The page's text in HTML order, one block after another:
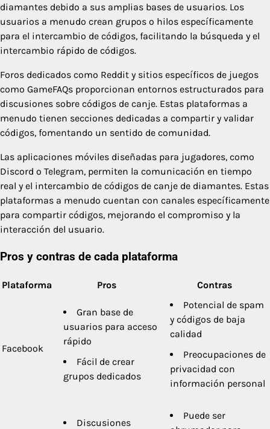
diamantes debido a sus amplias bases de usuarios. Los
usuarios a menudo crean grupos o hilos específicamente
para el intercambio de códigos, facilitando la búsqueda y el
intercambio rápido de códigos.
Foros dedicados como Reddit y sitios específicos de juegos
como GameFAQs proporcionan entornos estructurados para
discusiones sobre códigos de canje. Estas plataformas a
menudo tienen secciones dedicadas a compartir y validar
códigos, fomentando un sentido de comunidad.
Las aplicaciones móviles diseñadas para jugadores, como
Discord o Telegram, permiten la comunicación en tiempo
real y el intercambio de códigos de canje de diamantes. Estas
plataformas a menudo cuentan con canales específicamente
para compartir códigos, mejorando el compromiso y la
interacción del usuario.
Pros y contras de cada plataforma
Plataforma Pros Contras
Facebook
Gran base de
usuarios para acceso
rápido
Fácil de crear
grupos dedicados
Potencial de spam
y códigos de baja
calidad
Preocupaciones de
privacidad con
información personal
Discusiones
Puede ser